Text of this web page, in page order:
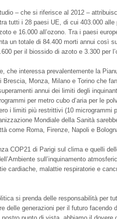
– che si riferisce al 2012 –
tutti i 28 paesi UE, di cui 403.000
e 16.000 all’ozono. Tra i paesi
un totale di 84.400 morti annui così
per il biossido di azoto e 3.300 per
che interessa prevalentemente la
Monza, Milano e Torino che
annui dei limiti degli
per metro cubo d’aria per le
i limiti più restrittivi (10 microgrammi
Mondiale della Sanità
come Roma, Firenze, Napoli e
COP21 di Parigi sul clima e quelli
sull’inquinamento
cardiache, malattie respiratorie e
si prenda delle responsabilità per
delle generazioni per il futuro facendo